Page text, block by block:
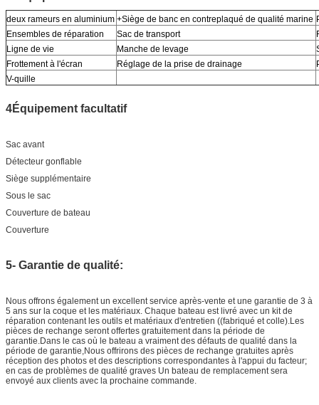
deux rameurs en aluminium +Siège de banc en contreplaqué de qualité marine
Ensembles de réparation
Sac de transport
Ligne de vie
Manche de levage
Frottement à l'écran
Réglage de la prise de drainage
V-quille
4Équipement facultatif
Sac avant
Détecteur gonflable
Siège supplémentaire
Sous le sac
Couverture de bateau
Couverture
5- Garantie de qualité:
Nous offrons également un excellent service après-vente et une garantie de 3 à
5 ans sur la coque et les matériaux. Chaque bateau est livré avec un kit de
réparation contenant les outils et matériaux d'entretien ((fabriqué et colle).Les
pièces de rechange seront offertes gratuitement dans la période de
garantie.Dans le cas où le bateau a vraiment des défauts de qualité dans la
période de garantie,Nous offrirons des pièces de rechange gratuites après
réception des photos et des descriptions correspondantes à l'appui du facteur;
en cas de problèmes de qualité graves Un bateau de remplacement sera
envoyé aux clients avec la prochaine commande.